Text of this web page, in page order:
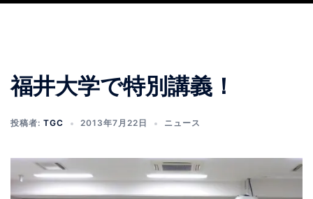
ー
福井大学で特別講義！
投稿者: TGC 2013年7月22日 ニュース